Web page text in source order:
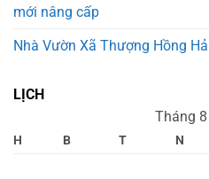
mới nâng cấp
Nhà Vườn Xã Thượng Hồng
LỊCH
Tháng
H B T N